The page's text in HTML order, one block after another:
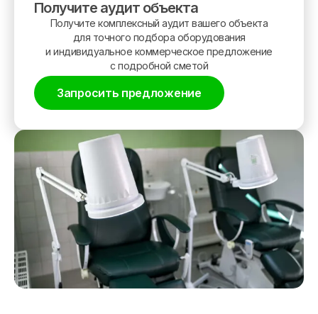
Получите аудит объекта
Получите комплексный аудит вашего объекта
для точного подбора оборудования
и индивидуальное коммерческое предложение
с подробной сметой
Запросить предложение